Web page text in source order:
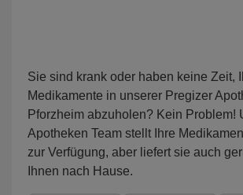
Sie sind krank oder haben keine Zeit,
Medikamente in unserer Pregizer
Pforzheim abzuholen? Kein Problem!
Apotheken Team stellt Ihre
zur Verfügung, aber liefert sie auch
Ihnen nach Hause.